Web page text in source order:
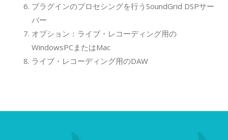
プラグインのプロセシングを行うSoundGrid DSPサー
バー
オプション：ライブ・レコーディング用の
WindowsPCまたはMac
ライブ・レコーディング用のDAW